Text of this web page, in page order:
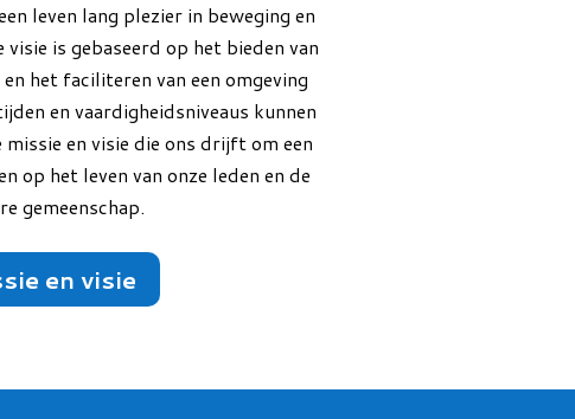
leven lang plezier in beweging en
is gebaseerd op het bieden van
het faciliteren van een omgeving
en vaardigheidsniveaus kunnen
en visie die ons drijft om een
op het leven van onze leden en de
gemeenschap.
en visie